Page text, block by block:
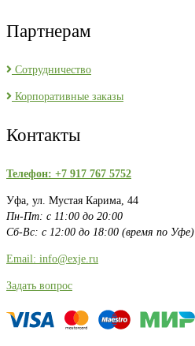
Партнерам
Сотрудничество
Корпоративные заказы
Контакты
Телефон: +7 917 767 5752
Уфа, ул. Мустая Карима, 44
Пн-Пт: с 11:00 до 20:00
Сб-Вс: с 12:00 до 18:00 (время по Уфе)
Email: info@exje.ru
Задать вопрос